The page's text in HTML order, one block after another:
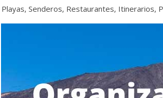
Senderos, Restaurantes, Itinerarios,